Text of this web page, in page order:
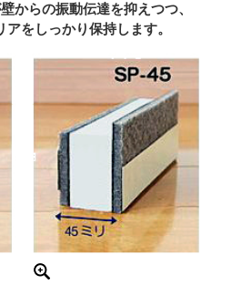
からの振動伝達を抑えつつ、
アをしっかり保持します。